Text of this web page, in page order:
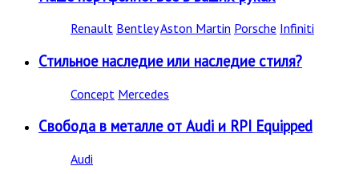
Renault BentleyAston Martin Porsche Infiniti
Стильное наследие или наследие стиля?
Concept Mercedes
Свобода в металле от Audi и RPI Equipped
Audi